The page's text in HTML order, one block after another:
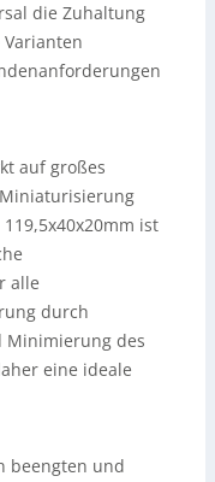
die Zuhaltung
auf großes
ist
alle
durch
Minimierung des
eine ideale
beengten und